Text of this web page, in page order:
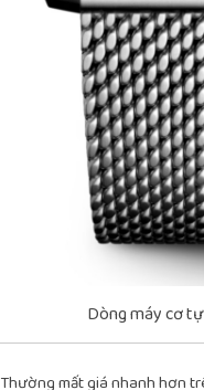
Dòng máy cơ
Thường mất giá nhanh hơn